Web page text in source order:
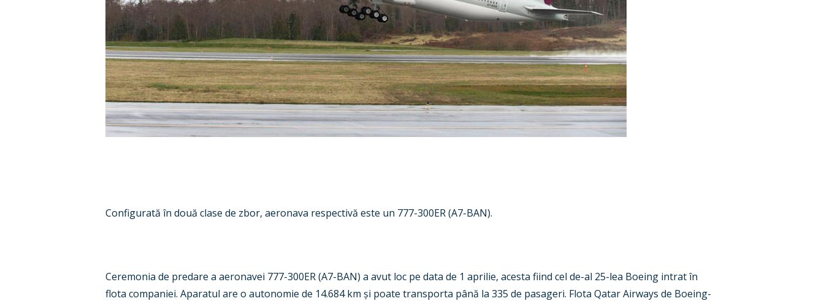
Configurată în două clase de zbor, aeronava respectivă este un 777-300ER (A7-BAN).
Ceremonia de predare a aeronavei 777-300ER (A7-BAN) a avut loc pe data de 1 aprilie, acesta fiind cel de-al 25-lea Boeing intrat în
flota companiei. Aparatul are o autonomie de 14.684 km și poate transporta până la 335 de pasageri. Flota Qatar Airways de Boeing-